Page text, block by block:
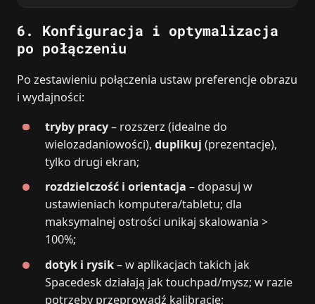
6. Konfiguracja i optymalizacja
po połączeniu
Po zestawieniu połączenia ustaw preferencje obrazu
i wydajności:
tryby pracy– rozszerz (idealne do
wielozadaniowości),duplikuj (prezentacje),
tylko drugi ekran;
rozdzielczość i orientacja – dopasuj w
ustawieniach komputera/tabletu; dla
maksymalnej ostrości unikaj skalowania >
100%;
dotyk i rysik– w aplikacjach takich jak
Spacedesk działają jak touchpad/mysz; w razie
potrzeby przeprowadź kalibrację;